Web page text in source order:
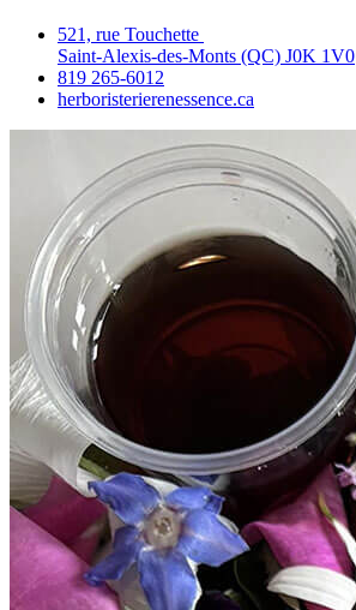
521, rue Touchette
Saint‑Alexis‑des‑Monts (QC) J0K 1V0
819 265‑6012
herboristerierenessence.ca